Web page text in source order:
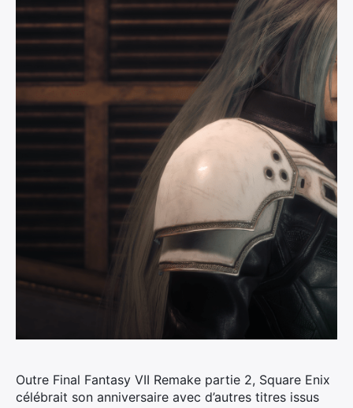
Outre Final Fantasy VII Remake partie 2, Square Enix
célébrait son anniversaire avec d’autres titres issus